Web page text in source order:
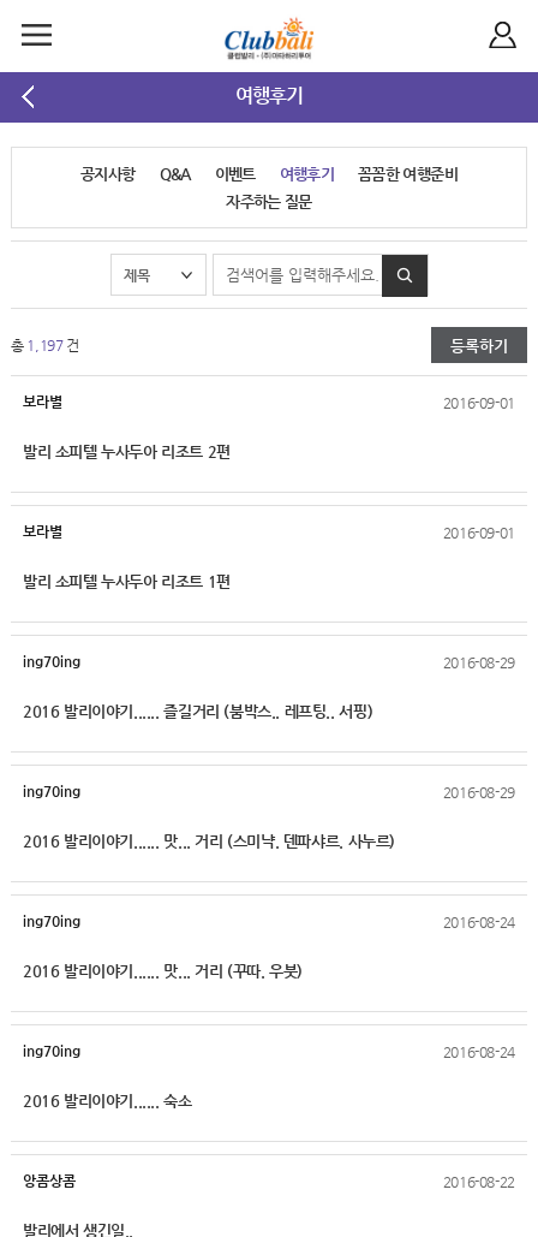
여행후기
공지사항 Q&A 이벤트 여행후기
꼼꼼한 여행준비
자주하는 질문
총 1,197건 등록하기
보라별 2016-09-01
발리 소피텔 누사두아 리조트 2편
보라별 2016-09-01
발리 소피텔 누사두아 리조트 1편
ing70ing 2016-08-29
2016 발리이야기...... 즐길거리 (붐박스.. 레프팅.. 서핑)
ing70ing 2016-08-29
2016 발리이야기...... 맛... 거리 (스미냑. 덴파샤르. 사누르)
ing70ing 2016-08-24
2016 발리이야기...... 맛... 거리 (꾸따. 우붓)
ing70ing 2016-08-24
2016 발리이야기...... 숙소
앙콤상콤 2016-08-22
발리에서 생긴일..